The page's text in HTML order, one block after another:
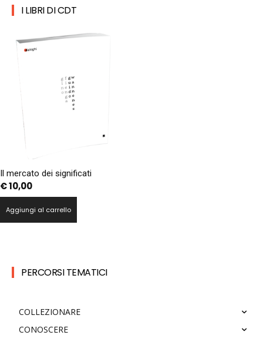
I LIBRI DI CDT
Il mercato dei significati
€10,00
Aggiungi al carrello
PERCORSI TEMATICI
COLLEZIONARE
CONOSCERE